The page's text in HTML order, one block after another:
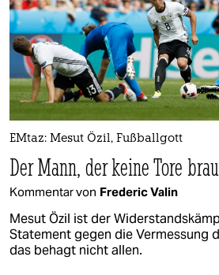
EMtaz: Mesut Özil, Fußballgott
Der Mann, der keine Tore
Kommentar von Frederic Valin
Mesut Özil ist der
Statement gegen die Vermessung
das behagt nicht allen.